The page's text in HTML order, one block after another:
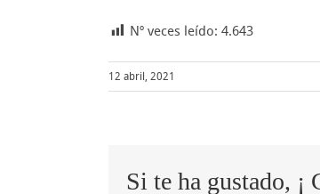
Nº veces leído: 4.643
12 abril, 2021
Si te ha gustado, ¡